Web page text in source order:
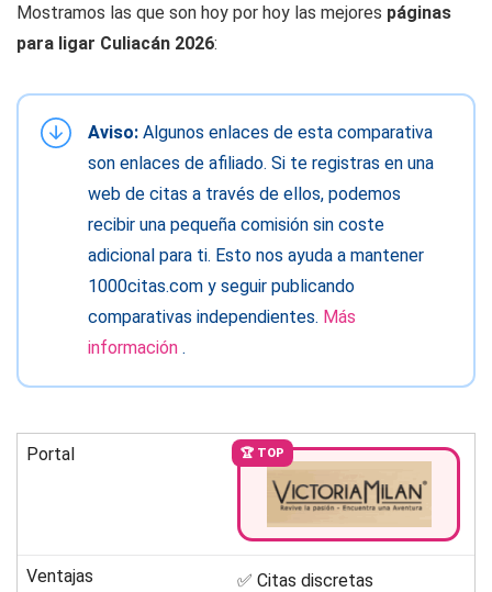
Mostramos las que son hoy por hoy las mejores páginas
para ligar Culiacán 2026:
Aviso: Algunos enlaces de esta comparativa
son enlaces de afiliado. Si te registras en una
web de citas a través de ellos, podemos
recibir una pequeña comisión sin coste
adicional para ti. Esto nos ayuda a mantener
1000citas.com y seguir publicando
comparativas independientes. Más
información .
Portal 🏆 TOP
Ventajas
✅ Citas discretas